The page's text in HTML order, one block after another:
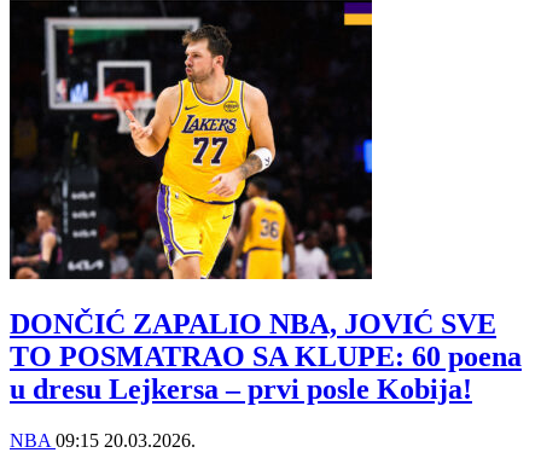
DONČIĆ ZAPALIO NBA, JOVIĆ SVE
TO POSMATRAO SA KLUPE: 60 poena
u dresu Lejkersa – prvi posle Kobija!
NBA 09:15 20.03.2026.